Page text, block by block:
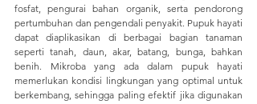
fosfat, pengurai bahan organik, serta pendorong
pertumbuhan dan pengendali penyakit. Pupuk hayati
dapat diaplikasikan di berbagai bagian tanaman
seperti tanah, daun, akar, batang, bunga, bahkan
benih. Mikroba yang ada dalam pupuk hayati
memerlukan kondisi lingkungan yang optimal untuk
berkembang, sehingga paling efektif jika digunakan